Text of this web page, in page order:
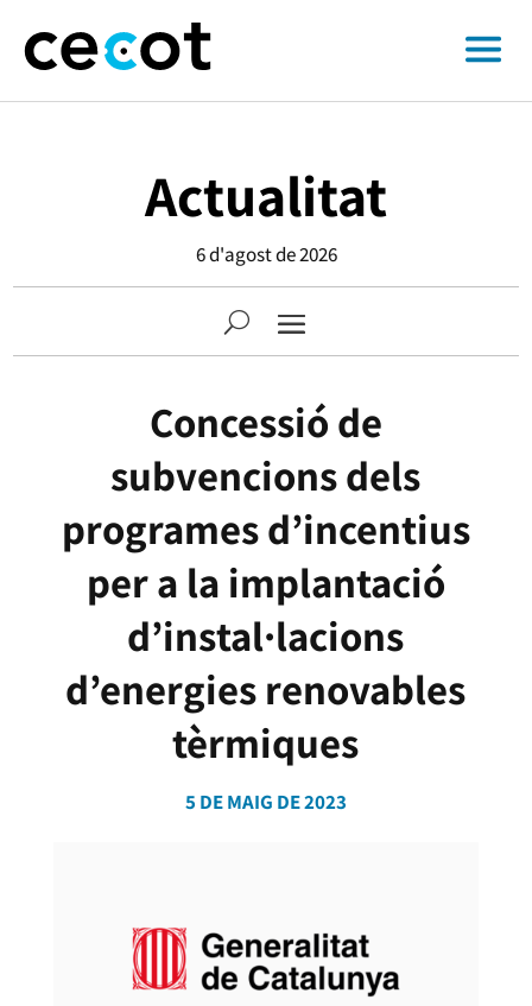
Actualitat
6 d'agost de 2026
Concessió de
subvencions dels
programes d’incentius
per a la implantació
d’instal·lacions
d’energies renovables
tèrmiques
5 DE MAIG DE 2023